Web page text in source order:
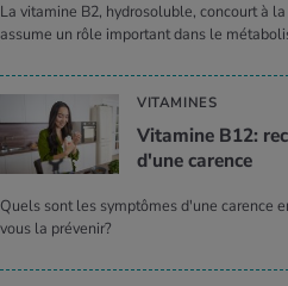
La vitamine B2, hydrosoluble, concourt à
assume un rôle important dans le
VITAMINES
Vita­mine B12:
d'une carence
Quels sont les symptômes d'une carence
vous la prévenir?